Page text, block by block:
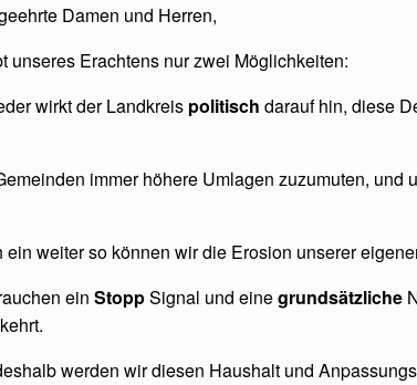
Damen und Herren,
unseres Erachtens nur zwei Möglichkeiten:
wirkt der Landkreis politisch darauf hin, diese
immer höhere Umlagen zuzumuten,
ein weiter so können wir die Erosion unserer
ein StoppSignal und einegrundsätzliche
werden wir diesen Haushalt und